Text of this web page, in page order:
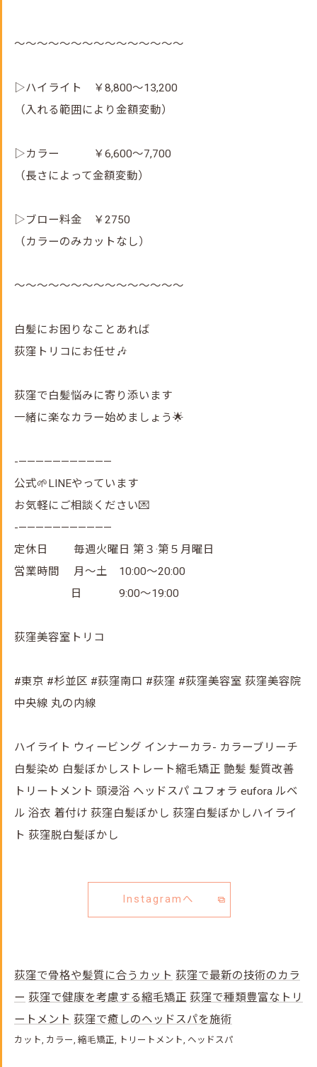
～～～～～～～～～～～～～～～
▷ハイライト ￥8,800～13,200
（入れる範囲により金額変動）
▷カラー ￥6,600～7,700
（長さによって金額変動）
▷ブロー料金 ￥2750
（カラーのみカットなし）
～～～～～～～～～～～～～～～
白髪にお困りなことあれば
荻窪トリコにお任せ🎶
荻窪で白髪悩みに寄り添います
一緒に楽なカラー始めましょう🌟
-———————————
公式🌱LINEやっています
お気軽にご相談ください💌
-———————————
定休日 毎週火曜日 第３·第５月曜日
営業時間 月～土 10:00～20:00
日 9:00～19:00
荻窪美容室トリコ
#東京 #杉並区 #荻窪南口 #荻窪 #荻窪美容室 荻窪美容院
中央線 丸の内線
ハイライト ウィービング インナーカラ- カラーブリーチ
白髪染め 白髪ぼかしストレート縮毛矯正 艶髪 髪質改善
トリートメント 頭浸浴 ヘッドスパ ユフォラ eufora ルベ
ル 浴衣 着付け 荻窪白髪ぼかし 荻窪白髪ぼかしハイライ
ト 荻窪脱白髪ぼかし
Instagramへ
荻窪で骨格や髪質に合うカット 荻窪で最新の技術のカラ
ー 荻窪で健康を考慮する縮毛矯正 荻窪で種類豊富なトリ
ートメント 荻窪で癒しのヘッドスパを施術
カット カラー 縮毛矯正 トリートメント ヘッドスパ